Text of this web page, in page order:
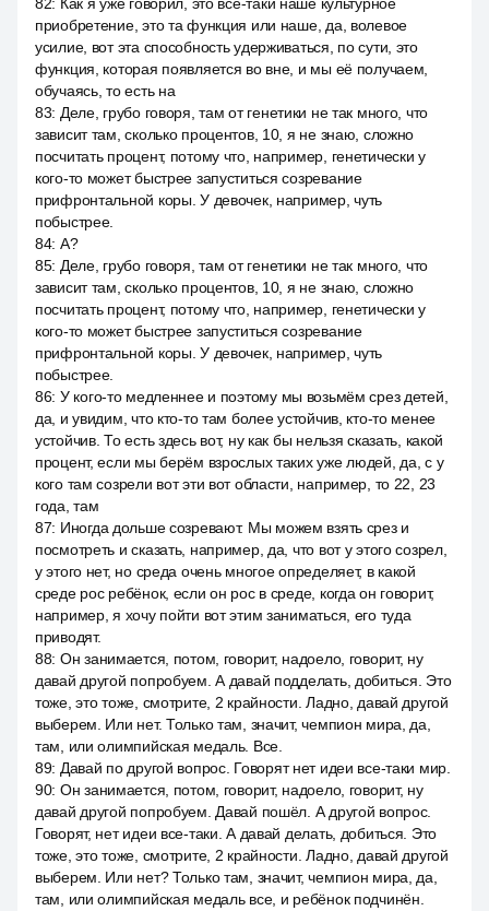
приобретение, это та функция или наше, да, волевое
усилие, вот эта способность удерживаться, по сути, это
функция, которая появляется во вне, и мы её получаем,
обучаясь, то есть на
83: Деле, грубо говоря, там от генетики не так много, что
зависит там, сколько процентов, 10, я не знаю, сложно
посчитать процент, потому что, например, генетически у
кого-то может быстрее запуститься созревание
прифронтальной коры. У девочек, например, чуть
побыстрее.
84: А?
85: Деле, грубо говоря, там от генетики не так много, что
зависит там, сколько процентов, 10, я не знаю, сложно
посчитать процент, потому что, например, генетически у
кого-то может быстрее запуститься созревание
прифронтальной коры. У девочек, например, чуть
побыстрее.
86: У кого-то медленнее и поэтому мы возьмём срез детей,
да, и увидим, что кто-то там более устойчив, кто-то менее
устойчив. То есть здесь вот, ну как бы нельзя сказать, какой
процент, если мы берём взрослых таких уже людей, да, с у
кого там созрели вот эти вот области, например, то 22, 23
года, там
87: Иногда дольше созревают. Мы можем взять срез и
посмотреть и сказать, например, да, что вот у этого созрел,
у этого нет, но среда очень многое определяет, в какой
среде рос ребёнок, если он рос в среде, когда он говорит,
например, я хочу пойти вот этим заниматься, его туда
приводят.
88: Он занимается, потом, говорит, надоело, говорит, ну
давай другой попробуем. А давай подделать, добиться. Это
тоже, это тоже, смотрите, 2 крайности. Ладно, давай другой
выберем. Или нет. Только там, значит, чемпион мира, да,
там, или олимпийская медаль. Все.
89: Давай по другой вопрос. Говорят нет идеи все-таки мир.
90: Он занимается, потом, говорит, надоело, говорит, ну
давай другой попробуем. Давай пошёл. А другой вопрос.
Говорят, нет идеи все-таки. А давай делать, добиться. Это
тоже, это тоже, смотрите, 2 крайности. Ладно, давай другой
выберем. Или нет? Только там, значит, чемпион мира, да,
там, или олимпийская медаль все, и ребёнок подчинён.